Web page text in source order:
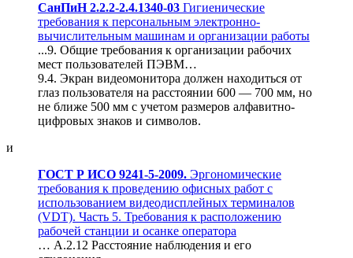
СанПиН 2.2.2-2.4.1340-03 Гигиенические
требования к персональным электронно-
вычислительным машинам и организации работы
...9. Общие требования к организации рабочих
мест пользователей ПЭВМ…
9.4. Экран видеомонитора должен находиться от
глаз пользователя на расстоянии 600 — 700 мм, но
не ближе 500 мм с учетом размеров алфавитно-
цифровых знаков и символов.
и
ГОСТ Р ИСО 9241-5-2009. Эргономические
требования к проведению офисных работ с
использованием видеодисплейных терминалов
(VDT). Часть 5. Требования к расположению
рабочей станции и осанке оператора
… А.2.12 Расстояние наблюдения и его